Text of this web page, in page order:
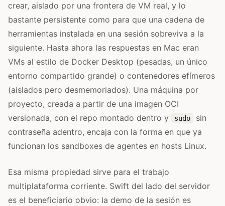
crear, aislado por una frontera de VM real, y lo
bastante persistente como para que una cadena de
herramientas instalada en una sesión sobreviva a la
siguiente. Hasta ahora las respuestas en Mac eran
VMs al estilo de Docker Desktop (pesadas, un único
entorno compartido grande) o contenedores efímeros
(aislados pero desmemoriados). Una máquina por
proyecto, creada a partir de una imagen OCI
versionada, con el repo montado dentro y
sudo
sin
contraseña adentro, encaja con la forma en que ya
funcionan los sandboxes de agentes en hosts Linux.
Esa misma propiedad sirve para el trabajo
multiplataforma corriente. Swift del lado del servidor
es el beneficiario obvio: la demo de la sesión es